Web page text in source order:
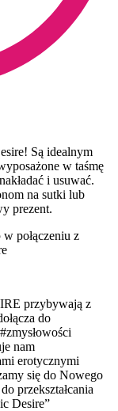
Są idealnym
w taśmę
i usuwać.
na sutki lub
prezent.
połączeniu z
przybywają z
do
nam
erotycznymi
się do Nowego
przekształcania
Desire”